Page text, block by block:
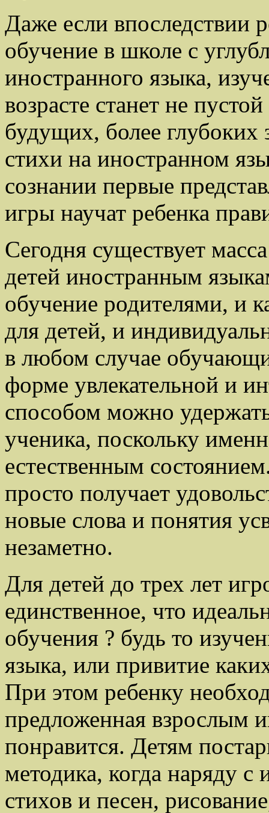
Даже если впоследствии
обучение в школе с
иностранного языка,
возрасте станет не
будущих, более
стихи на иностранном
сознании первые
игры научат ребенка
Сегодня существует
детей иностранным
обучение родителями, и
для детей, и
в любом случае
форме увлекательной и
способом можно
ученика, поскольку
естественным
просто получает
новые слова и понятия
незаметно.
Для детей до трех лет
единственное, что
обучения ? будь то
языка, или привитие
При этом ребенку
предложенная взрослым
понравится. Детям
методика, когда наряду с
стихов и песен,